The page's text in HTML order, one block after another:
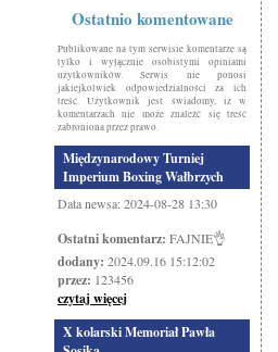
Ostatnio komentowane
Publikowane na tym serwisie komentarze są
tylko i wyłącznie osobistymi opiniami
użytkowników. Serwis nie ponosi
jakiejkolwiek odpowiedzialności za ich
treść. Użytkownik jest świadomy, iż w
komentarzach nie może znaleźć się treść
zabroniona przez prawo.
Międzynarodowy Turniej
Imperium Boxing Wałbrzych
Data newsa: 2024-08-28 13:30
Ostatni komentarz: FAJNIE👌
dodany: 2024.09.16 15:12:02
przez: 123456
czytaj więcej
X kolarski Memoriał Pawła